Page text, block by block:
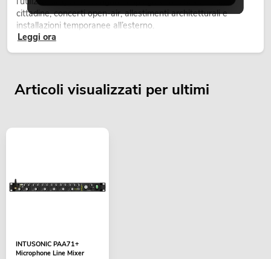
cittadine, concerti open-air, allestimenti architetturali e
installazioni temporanee all’esterno.
Leggi ora
Articoli visualizzati per ultimi
INTUSONIC PAA71+
Microphone Line Mixer